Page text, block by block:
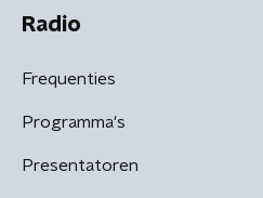
Radio
Frequenties
Programma's
Presentatoren